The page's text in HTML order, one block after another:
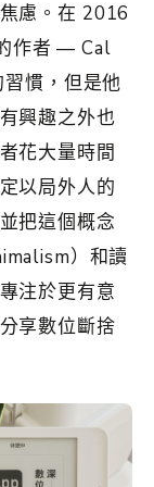
慮。在 2016
作者 — Cal
慣，但是他
興趣之外也
花大量時間
以局外人的
把這個概念
）和讀
注於更有意
享數位斷捨